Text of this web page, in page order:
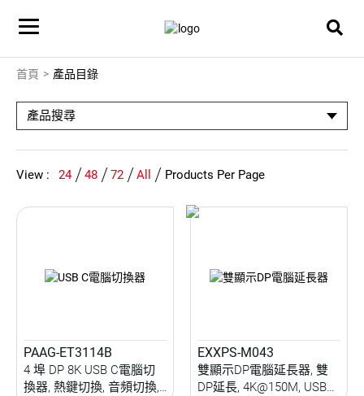
首頁 產品目錄
產品搜尋
View : 24 48 72 All Products Per Page
PAAG-ET3114B
4 埠 DP 8K USB C電腦切
換器, 熱鍵切換, 音頻切換,
EXXPS-M043
雙顯示DP電腦延長器, 雙
DP延長, 4K@150M, USB